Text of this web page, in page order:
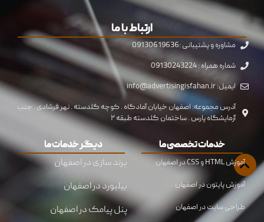
ارتباط با ما
مشاوره و پشتیبانی :09130619636
شماره همراه : 09130243224
ایمیل: info@advertisingisfahan.ir
آدرس مجموعه: اصفهان خیابان آمادگاه . کوچه گلدسته . نهر فرشادی . جنب
آزمایشگاه پارس . ساختمان گلدسته طبقه ۲
خدمات تخصصی ما
آموزش HTML و CSS در اصفهان
آموزش پایتون در اصفهان
طراحی سایت در اصفهان
دیگر خدمات ما
برند سازی در اصفهان
بیلبورد در اصفهان
پنل پیامک در اصفهان